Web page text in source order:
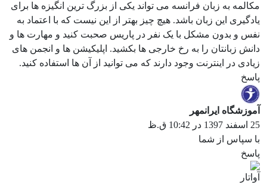
مکالمه به زبان فرانسه می تواند یکی از بزرگ ترین انگیزه ها برای
یادگیری این زبان باشد. هیچ چیز بهتر از این نیست که با اعتماد به
نفس و بدون مشکل با یک نفر در پاریس صحبت کنید و مهارت ها و
دانش زبانتان را به رخ خارجی ها بکشید. اپلیکیشن ها و انجمن های
زیادی در اینترنت وجود دارند که می توانید از آن ها استفاده کنید.
پاسخ
آموزشگاه ایرانمهر
25 اسفند 1397 در 10:42 ق.ظ
با سپاس از شما
پاسخ